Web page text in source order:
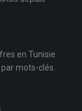
en Tunisie
mots-clés.